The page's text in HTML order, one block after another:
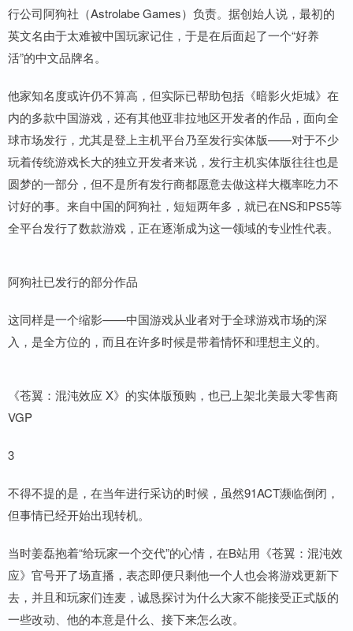
行公司阿狗社（Astrolabe Games）负责。据创始人说，最初的
英文名由于太难被中国玩家记住，于是在后面起了一个“好养
活”的中文品牌名。
他家知名度或许仍不算高，但实际已帮助包括《暗影火炬城》在
内的多款中国游戏，还有其他亚非拉地区开发者的作品，面向全
球市场发行，尤其是登上主机平台乃至发行实体版——对于不少
玩着传统游戏长大的独立开发者来说，发行主机实体版往往也是
圆梦的一部分，但不是所有发行商都愿意去做这样大概率吃力不
讨好的事。来自中国的阿狗社，短短两年多，就已在NS和PS5等
全平台发行了数款游戏，正在逐渐成为这一领域的专业性代表。
阿狗社已发行的部分作品
这同样是一个缩影——中国游戏从业者对于全球游戏市场的深
入，是全方位的，而且在许多时候是带着情怀和理想主义的。
《苍翼：混沌效应 X》的实体版预购，也已上架北美最大零售商
VGP
3
不得不提的是，在当年进行采访的时候，虽然91ACT濒临倒闭，
但事情已经开始出现转机。
当时姜磊抱着“给玩家一个交代”的心情，在B站用《苍翼：混沌效
应》官号开了场直播，表态即便只剩他一个人也会将游戏更新下
去，并且和玩家们连麦，诚恳探讨为什么大家不能接受正式版的
一些改动、他的本意是什么、接下来怎么改。